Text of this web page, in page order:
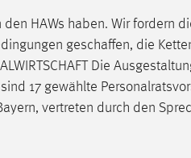
HAWs haben. Wir fordern
geschaffen, die
Die
17 gewählte
vertreten durch den